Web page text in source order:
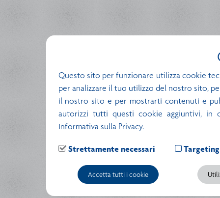
Questo sito per funzionare utilizza cookie
per analizzare il tuo utilizzo del nostro sito,
il nostro sito e per mostrarti contenuti e
autorizzi tutti questi cookie aggiuntivi, in
Informativa sulla Privacy.
Strettamente necessari Targeting
Accetta tutti i cookie